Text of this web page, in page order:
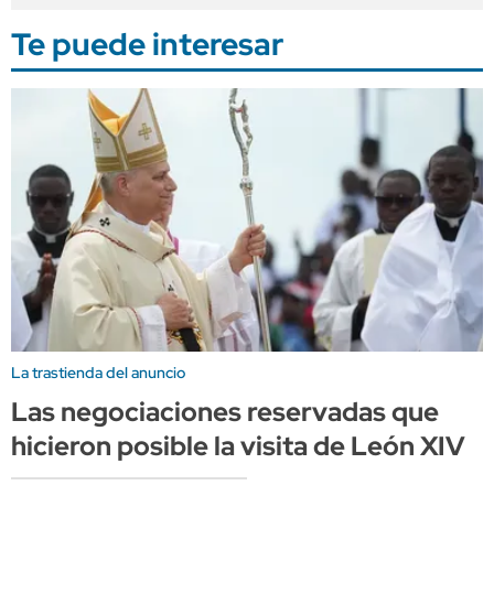
Te puede interesar
La trastienda del anuncio
Las negociaciones reservadas que
hicieron posible la visita de León XIV